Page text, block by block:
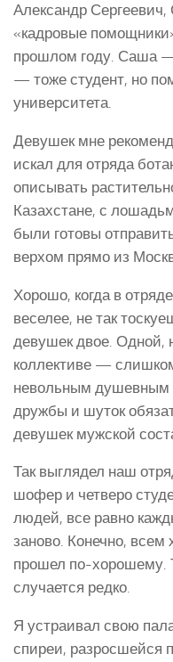
Александр
«кадровые
прошлом году. Саша
— тоже студент, но
университета.
Девушек мне
искал для отряда
описывать
Казахстане, с
были готовы
верхом прямо из
Хорошо, когда в
веселее, не так
девушек двое. Одной,
коллективе —
невольным душевным
дружбы и шуток
девушек мужской
Так выглядел наш
шофер и четверо
людей, все равно
заново. Конечно, всем
прошел по-хорошему.
случается редко.
Я устраивал свою
спиреи, разросшейся